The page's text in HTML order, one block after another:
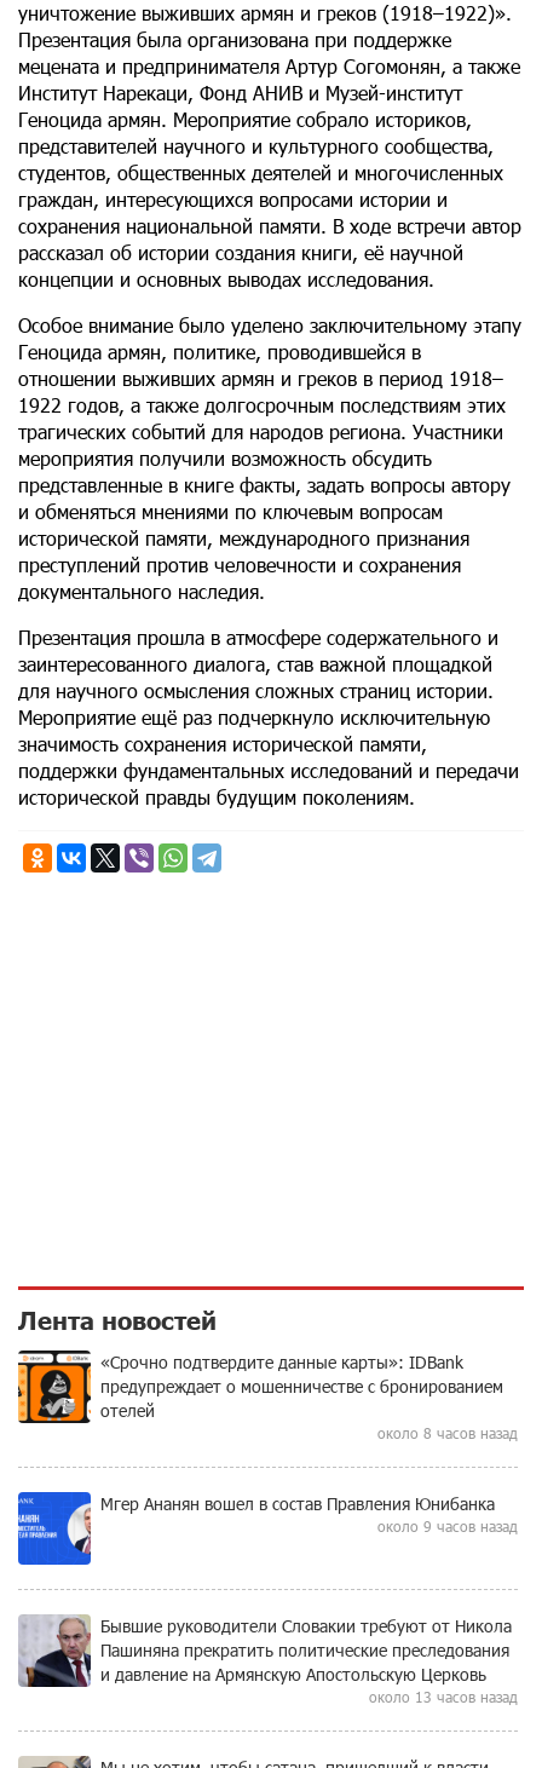
уничтожение выживших армян и греков (1918–1922)».
Презентация была организована при поддержке
мецената и предпринимателя Артур Согомонян, а также
Институт Нарекаци, Фонд АНИВ и Музей-институт
Геноцида армян. Мероприятие собрало историков,
представителей научного и культурного сообщества,
студентов, общественных деятелей и многочисленных
граждан, интересующихся вопросами истории и
сохранения национальной памяти. В ходе встречи автор
рассказал об истории создания книги, её научной
концепции и основных выводах исследования.
Особое внимание было уделено заключительному этапу
Геноцида армян, политике, проводившейся в
отношении выживших армян и греков в период 1918–
1922 годов, а также долгосрочным последствиям этих
трагических событий для народов региона. Участники
мероприятия получили возможность обсудить
представленные в книге факты, задать вопросы автору
и обменяться мнениями по ключевым вопросам
исторической памяти, международного признания
преступлений против человечности и сохранения
документального наследия.
Презентация прошла в атмосфере содержательного и
заинтересованного диалога, став важной площадкой
для научного осмысления сложных страниц истории.
Мероприятие ещё раз подчеркнуло исключительную
значимость сохранения исторической памяти,
поддержки фундаментальных исследований и передачи
исторической правды будущим поколениям.
Лента новостей
«Срочно подтвердите данные карты»: IDBank
предупреждает о мошенничестве с бронированием
отелей
около 8 часов назад
Мгер Ананян вошел в состав Правления Юнибанка
около 9 часов назад
Бывшие руководители Словакии требуют от Никола
Пашиняна прекратить политические преследования
и давление на Армянскую Апостольскую Церковь
около 13 часов назад